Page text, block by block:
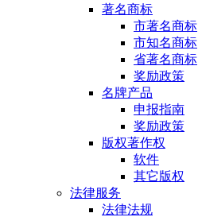
著名商标
市著名商标
市知名商标
省著名商标
奖励政策
名牌产品
申报指南
奖励政策
版权著作权
软件
其它版权
法律服务
法律法规